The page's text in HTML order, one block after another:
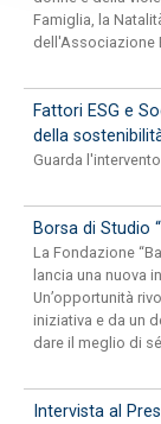
Famiglia, la
dell'Associazione
Fattori ESG e
della
Guarda
Borsa di Studio
La Fondazione
lancia una nuova
Un’opportunità
iniziativa e da un
dare il meglio di
Intervista al